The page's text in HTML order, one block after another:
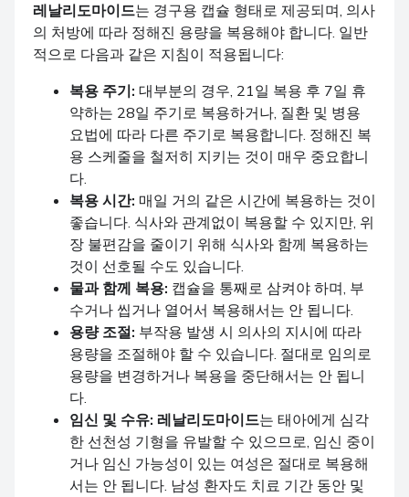
레날리도마이드는 경구용 캡슐 형태로 제공되며, 의사
의 처방에 따라 정해진 용량을 복용해야 합니다. 일반
적으로 다음과 같은 지침이 적용됩니다:
복용 주기: 대부분의 경우, 21일 복용 후 7일 휴
약하는 28일 주기로 복용하거나, 질환 및 병용
요법에 따라 다른 주기로 복용합니다. 정해진 복
용 스케줄을 철저히 지키는 것이 매우 중요합니
다.
복용 시간: 매일 거의 같은 시간에 복용하는 것이
좋습니다. 식사와 관계없이 복용할 수 있지만, 위
장 불편감을 줄이기 위해 식사와 함께 복용하는
것이 선호될 수도 있습니다.
물과 함께 복용: 캡슐을 통째로 삼켜야 하며, 부
수거나 씹거나 열어서 복용해서는 안 됩니다.
용량 조절: 부작용 발생 시 의사의 지시에 따라
용량을 조절해야 할 수 있습니다. 절대로 임의로
용량을 변경하거나 복용을 중단해서는 안 됩니
다.
임신 및 수유: 레날리도마이드는 태아에게 심각
한 선천성 기형을 유발할 수 있으므로, 임신 중이
거나 임신 가능성이 있는 여성은 절대로 복용해
서는 안 됩니다. 남성 환자도 치료 기간 동안 및